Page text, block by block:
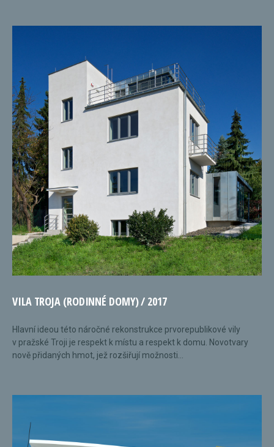
VILA TROJA (RODINNÉ DOMY) / 2017
Hlavní ideou této náročné rekonstrukce prvorepublikové vily
v pražské Troji je respekt k místu a respekt k domu. Novotvary
nově přidaných hmot, jež rozšiřují možnosti...